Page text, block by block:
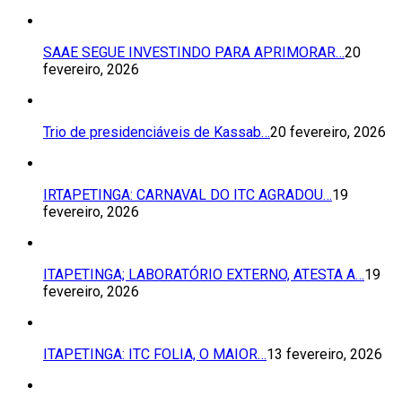
SAAE SEGUE INVESTINDO PARA APRIMORAR…20
fevereiro, 2026
Trio de presidenciáveis de Kassab…20 fevereiro, 2026
IRTAPETINGA: CARNAVAL DO ITC AGRADOU…19
fevereiro, 2026
ITAPETINGA; LABORATÓRIO EXTERNO, ATESTA A…19
fevereiro, 2026
ITAPETINGA: ITC FOLIA, O MAIOR…13 fevereiro, 2026